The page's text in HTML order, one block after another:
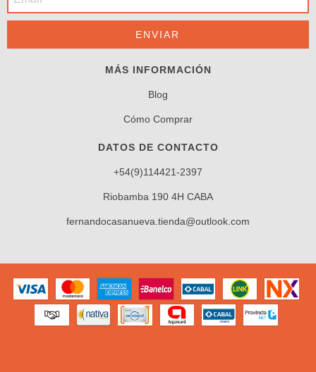
MÁS INFORMACIÓN
Blog
Cómo Comprar
DATOS DE CONTACTO
+54(9)114421-2397
Riobamba 190 4H CABA
fernandocasanueva.tienda@outlook.com